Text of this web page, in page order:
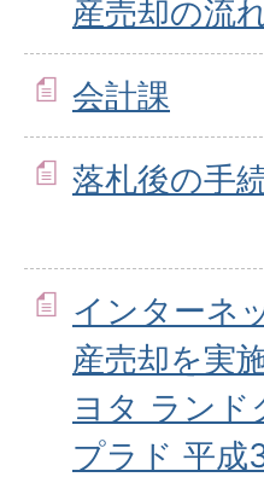
産売却の流
会計課
落札後の手
インターネ
産売却を実
ヨタ ランド
プラド 平成